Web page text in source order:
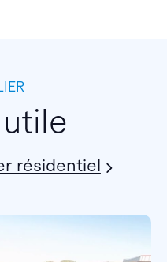
résidentiel